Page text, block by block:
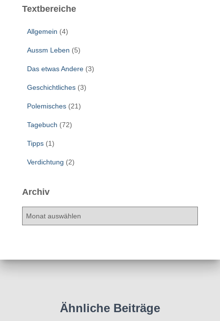
Textbereiche
Allgemein (4)
Aussm Leben (5)
Das etwas Andere (3)
Geschichtliches (3)
Polemisches (21)
Tagebuch (72)
Tipps (1)
Verdichtung (2)
Archiv
A
Ähnliche Beiträge